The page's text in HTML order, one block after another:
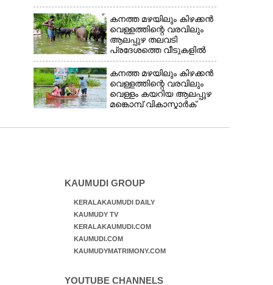
വീടുകളിൽ വെള്ളം
കയറിയതിനാൽ
ആവശ്യസാധനങ്ങളുമായി
ദുരിതാശ്വാസ
ക്യാമ്പിലേക്ക് മാറുന്ന
രോഹിണിയും ഭർത്താവ്
സന്തോഷും
കനത്ത മഴയിലും കിഴക്കൻ
വെള്ളത്തിന്റെ വരവിലും
ആലപ്പുഴ തലവടി
പ്രദേശത്തെ വീടുകളിൽ
വെള്ളം കയറിയതിനാൽ
വളർത്തുമൃഗങ്ങളെ
സുരക്ഷിത
സ്ഥാനത്തേയ്ക്ക്
മാറ്റുന്നയാൾ
കനത്ത മഴയിലും കിഴക്കൻ
വെള്ളത്തിന്റെ വരവിലും
വെള്ളം കയറിയ ആലപ്പുഴ
മങ്കൊമ്പ് വികാസ്മാർക്
വരുന്നവർ
KAUMUDI GROUP
KERALAKAUMUDI DAILY
KAUMUDY TV
KERALAKAUMUDI.COM
KAUMUDI.COM
KAUMUDYMATRIMONY.COM
YOUTUBE CHANNELS